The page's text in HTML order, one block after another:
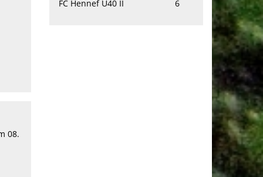
08.
FC Hennef Ü40 II
6